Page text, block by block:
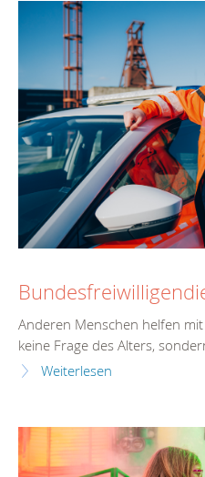
Anderen Menschen helfen
keine Frage des Alters,
Weiterlesen